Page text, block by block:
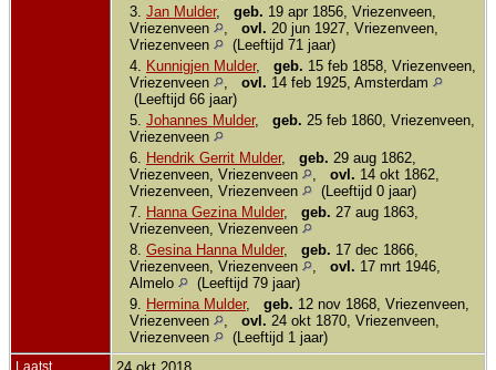
3. Jan Mulder, geb. 19 apr 1856, Vriezenveen,
Vriezenveen
ovl. 20 jun 1927, Vriezenveen,
Vriezenveen
(Leeftijd 71 jaar)
4.
Kunnigjen Mulder, geb. 15 feb 1858, Vriezenveen,
Vriezenveen
ovl. 14 feb 1925, Amsterdam
(Leeftijd 66 jaar)
5. Johannes Mulder, geb. 25 feb 1860, Vriezenveen,
Vriezenveen
6.
Hendrik Gerrit Mulder, geb. 29 aug 1862,
Vriezenveen, Vriezenveen
ovl. 14 okt 1862,
Vriezenveen, Vriezenveen
(Leeftijd 0 jaar)
7.
Hanna Gezina Mulder, geb. 27 aug 1863,
Vriezenveen, Vriezenveen
8. Gesina Hanna Mulder, geb. 17 dec 1866,
Vriezenveen, Vriezenveen
ovl. 17 mrt 1946,
Almelo
(Leeftijd 79 jaar)
9.
Hermina Mulder, geb. 12 nov 1868, Vriezenveen,
Vriezenveen
ovl. 24 okt 1870, Vriezenveen,
Vriezenveen
(Leeftijd 1 jaar)
Laatst